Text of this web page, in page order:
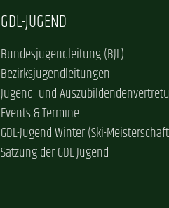
GDL-JUGEND
Bundesjugendleitung (BJL)
Bezirksjugendleitungen
Jugend- und
Events & Termine
GDL-Jugend Winter (Ski-
Satzung der GDL-Jugend